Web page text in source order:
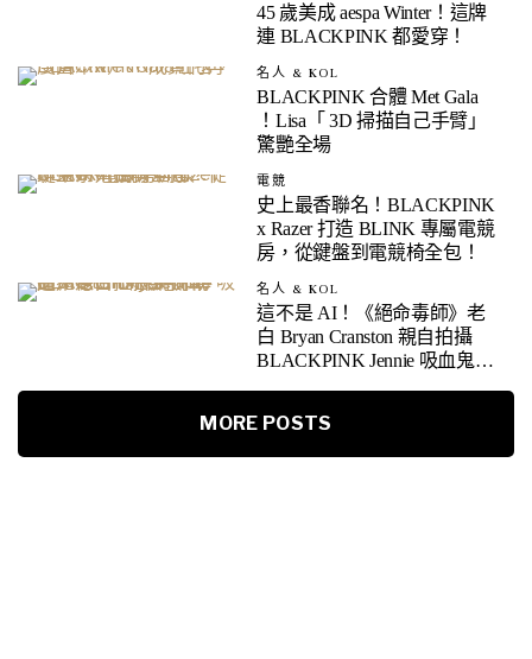
45 歲美成 aespa Winter！這牌
連 BLACKPINK 都愛穿！
名人 & KOL
BLACKPINK 合體 Met Gala
！Lisa「 3D 掃描自己手臂」
驚艷全場
電競
史上最香聯名！BLACKPINK
x Razer 打造 BLINK 專屬電競
房，從鍵盤到電競椅全包！
名人 & KOL
這不是 AI！《絕命毒師》老
白 Bryan Cranston 親自拍攝
BLACKPINK Jennie 吸血鬼德
MORE POSTS